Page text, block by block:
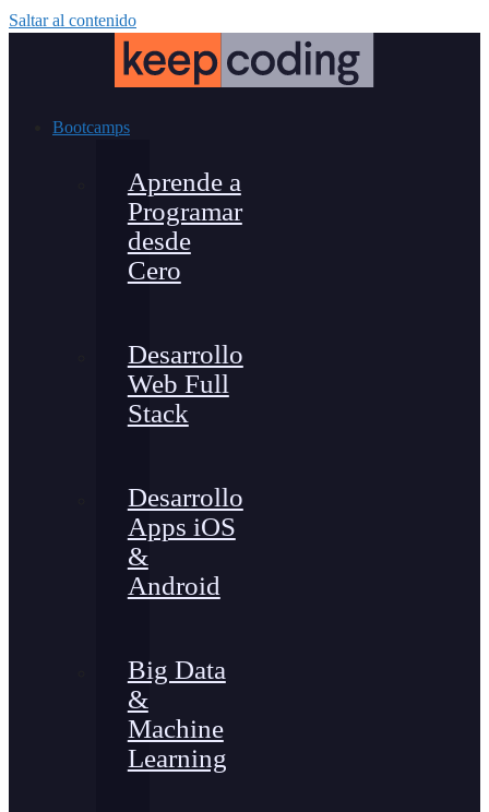
Saltar al contenido
Bootcamps
Aprende a
Programar
desde
Cero
Desarrollo
Web Full
Stack
Desarrollo
Apps iOS
&
Android
Big Data
&
Machine
Learning